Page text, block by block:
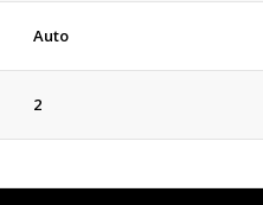
Auto
2